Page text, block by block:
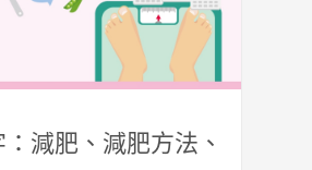
：減肥、減肥方法、